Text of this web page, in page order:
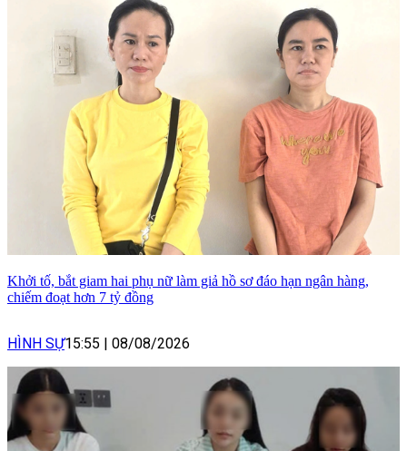
Khởi tố, bắt giam hai phụ nữ làm giả hồ sơ đáo hạn ngân hàng,
chiếm đoạt hơn 7 tỷ đồng
HÌNH SỰ15:55 08/08/2026